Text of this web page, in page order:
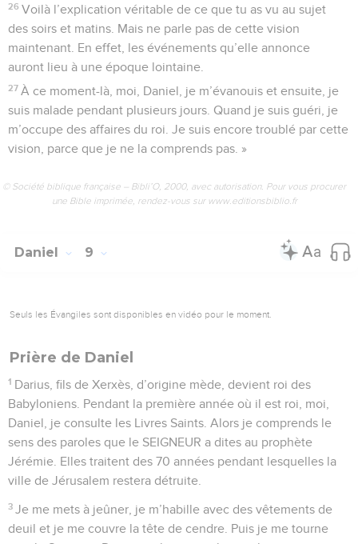
26 Voilà l’explication véritable de ce que tu as vu au sujet
des soirs et matins. Mais ne parle pas de cette vision
maintenant. En effet, les événements qu’elle annonce
auront lieu à une époque lointaine.
27 À ce moment-là, moi, Daniel, je m’évanouis et ensuite, je
suis malade pendant plusieurs jours. Quand je suis guéri, je
m’occupe des affaires du roi. Je suis encore troublé par cette
vision, parce que je ne la comprends pas. »
© Société biblique française – Bibli’O, 2000, avec autorisation. Pour vous procurer
une Bible imprimée, rendez-vous sur www.editionsbiblio.fr
Daniel 9
Seuls les Évangiles sont disponibles en vidéo pour le moment.
Prière de Daniel
1 Darius, fils de Xerxès, d’origine mède, devient roi des
Babyloniens. Pendant la première année où il est roi, moi,
Daniel, je consulte les Livres Saints. Alors je comprends le
sens des paroles que le SEIGNEUR a dites au prophète
Jérémie. Elles traitent des 70 années pendant lesquelles la
ville de Jérusalem restera détruite.
3 Je me mets à jeûner, je m’habille avec des vêtements de
deuil et je me couvre la tête de cendre. Puis je me tourne